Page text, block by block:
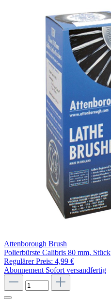
Attenborough Brush
Polierbürste Calibris 80 mm, Stück
Regulärer Preis: 4,99 €
Abonnement Sofort versandfertig